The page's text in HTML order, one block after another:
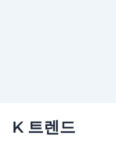
K 트렌드